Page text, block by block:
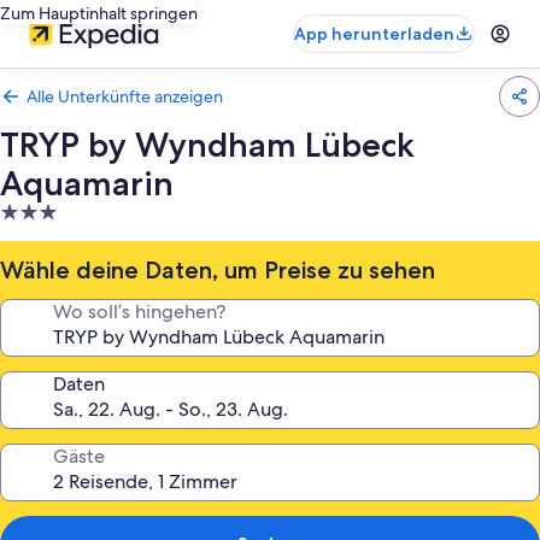
Zum Hauptinhalt springen
App herunterladen
Alle Unterkünfte anzeigen
TRYP by Wyndham Lübeck
Aquamarin
3.0-
Sterne-
Unterkunft
Wähle deine Daten, um Preise zu sehen
Wo soll’s hingehen?
Daten
Gäste